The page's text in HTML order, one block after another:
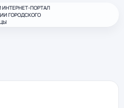
ПОРТАЛ
ГОРОДСКОГО